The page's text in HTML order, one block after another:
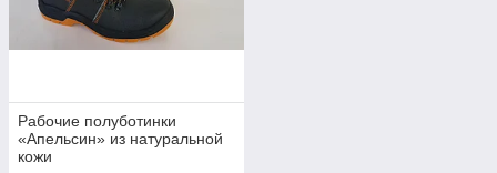
Рабочие полуботинки
«Апельсин» из натуральной
кожи